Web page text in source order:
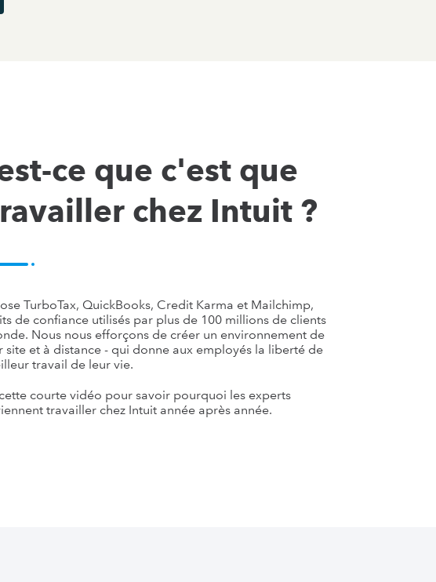
ce que c'est que
chez Intuit ?
TurboTax, QuickBooks, Credit Karma et Mailchimp,
de confiance utilisés par plus de 100 millions de clients
Nous nous efforçons de créer un environnement de
site et à distance - qui donne aux employés la liberté de
travail de leur vie.
courte vidéo pour savoir pourquoi les experts
travailler chez Intuit année après année.